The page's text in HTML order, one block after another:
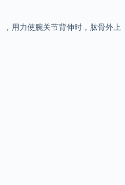
用力使腕关节背伸时，肱骨外上